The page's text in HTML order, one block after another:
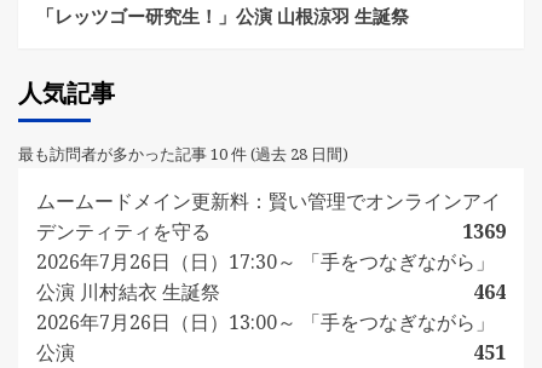
「レッツゴー研究生！」公演 山根涼羽 生誕祭
人気記事
最も訪問者が多かった記事 10 件 (過去 28 日間)
ムームードメイン更新料：賢い管理でオンラインアイ
デンティティを守る
1369
2026年7月26日（日）17:30～ 「手をつなぎながら」
公演 川村結衣 生誕祭
464
2026年7月26日（日）13:00～ 「手をつなぎながら」
公演
451